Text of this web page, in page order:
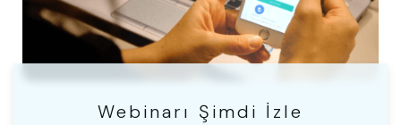
Webinarı Şimdi İzle